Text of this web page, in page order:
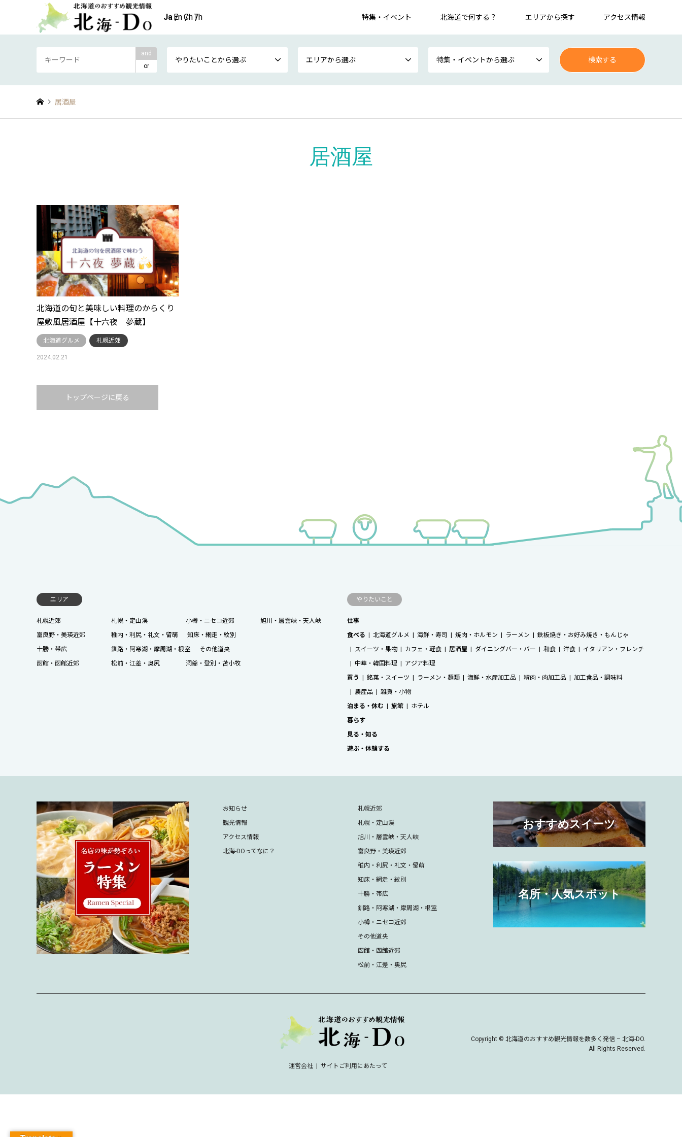
特集・イベント 北海道で何する？ エリアから探す アクセス情報
and
or
やりたいことから選ぶ エリアから選ぶ 特集・イベントから選ぶ
居酒屋
居酒屋
北海道の旬と美味しい料理のからくり
屋敷風居酒屋【十六夜 夢蔵】
北海道グルメ 札幌近郊
2024.02.21
トップページに戻る
エリア
札幌近郊 札幌・定山渓 小樽・ニセコ近郊
旭川・層雲峡・天人峡
富良野・美瑛近郊
稚内・利尻・礼文・留萌
知床・網走・紋別
十勝・帯広
釧路・阿寒湖・摩周湖・根室
その他道央
函館・函館近郊
松前・江差・奥尻 洞爺・登別・苫小牧
やりたいこと
仕事
食べる
北海道グルメ 海鮮・寿司 焼肉・ホルモン ラーメン
鉄板焼き・お好み焼き・もんじゃ
スイーツ・果物
カフェ・軽食 居酒屋 ダイニングバー・バー 和食 洋食
イタリアン・フレンチ
中華・韓国料理
アジア料理
買う
銘菓・スイーツ ラーメン・麺類 海鮮・水産加工品 精肉・肉加工品
加工食品・調味料
農産品
雑貨・小物
泊まる・休む
旅館
ホテル
暮らす
見る・知る
遊ぶ・体験する
お知らせ
観光情報
アクセス情報
北海-DOってなに？
札幌近郊
札幌・定山渓
旭川・層雲峡・天人峡
富良野・美瑛近郊
稚内・利尻・礼文・留萌
知床・網走・紋別
十勝・帯広
釧路・阿寒湖・摩周湖・根室
小樽・ニセコ近郊
その他道央
函館・函館近郊
松前・江差・奥尻
おすすめスイーツ
名所・人気スポット
運営会社 サイトご利用にあたって
Copyright © 北海道のおすすめ観光情報を数多く発信 – 北海-DO.
All Rights Reserved.